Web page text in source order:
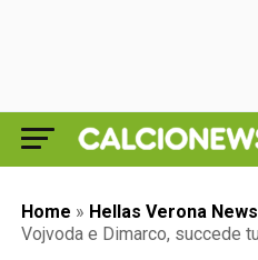
Home » Hellas Verona News
Vojvoda e Dimarco, succede